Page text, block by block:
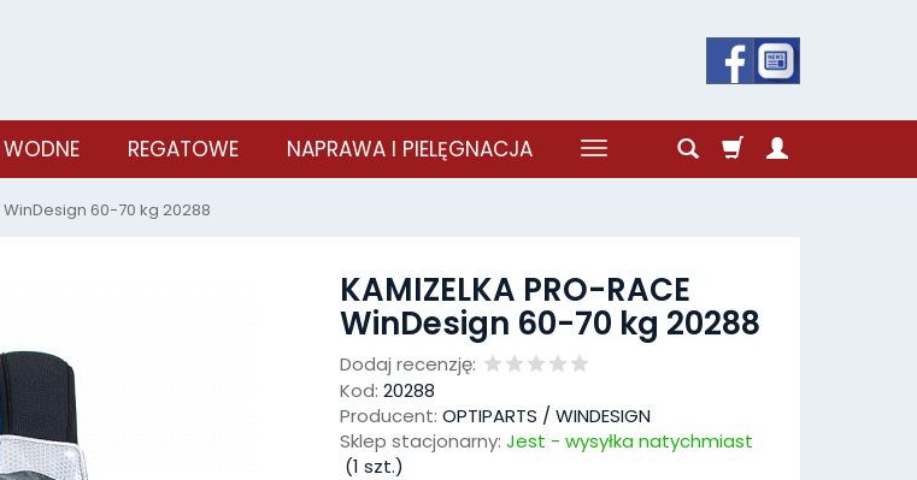
REGATOWE NAPRAWA I PIELĘGNACJA
WinDesign 60-70 kg 20288
KAMIZELKA PRO-RACE
WinDesign 60-70 kg 20288
Dodaj recenzję:
Kod: 20288
Producent: OPTIPARTS / WINDESIGN
Sklep stacjonarny: Jest - wysyłka natychmiast
(1 szt.)